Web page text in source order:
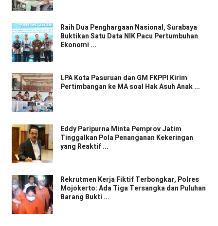
Raih Dua Penghargaan Nasional, Surabaya
Buktikan Satu Data NIK Pacu Pertumbuhan
Ekonomi ...
LPA Kota Pasuruan dan GM FKPPI Kirim
Pertimbangan ke MA soal Hak Asuh Anak ...
Eddy Paripurna Minta Pemprov Jatim
Tinggalkan Pola Penanganan Kekeringan
yang Reaktif ...
Rekrutmen Kerja Fiktif Terbongkar, Polres
Mojokerto: Ada Tiga Tersangka dan Puluhan
Barang Bukti ...